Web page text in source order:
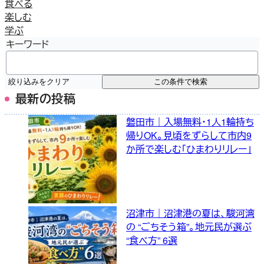
食べる
楽しむ
学ぶ
キーワード
絞り込みをクリア この条件で検索
最新の投稿
磐田市｜入場無料・1人1輪持ち
帰りOK。見頃をずらして市内9
か所で楽しむ「ひまわりリレー」
沼津市｜沼津港の夏は、駿河湾
の “ごちそう箱”。地元民が選ぶ
“食べ方” 6選